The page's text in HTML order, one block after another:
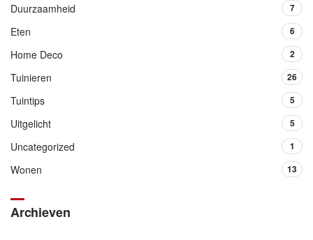
Duurzaamheid 7
Eten 6
Home Deco 2
Tuinieren 26
Tuintips 5
Uitgelicht 5
Uncategorized 1
Wonen 13
Archieven